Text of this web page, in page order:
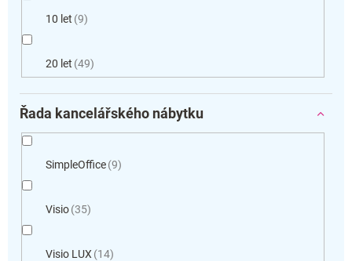
10 let 9
20 let 49
Řada kancelářského nábytku
SimpleOffice 9
Visio 35
Visio LUX 14